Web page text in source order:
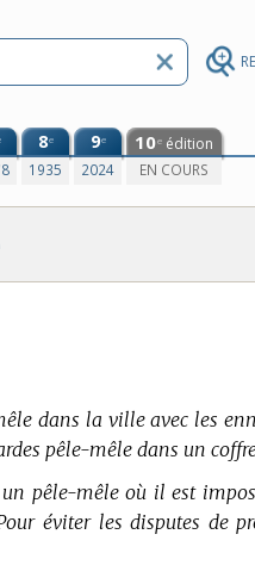
8e
1935
9e
2024
10e édition
EN COURS
dans la ville avec les
pêle-mêle dans un
un pêle-mêle où il est
éviter les disputes de